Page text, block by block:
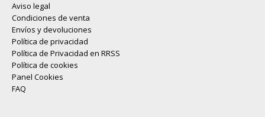
Aviso legal
Condiciones de venta
Envíos y devoluciones
Política de privacidad
Política de Privacidad en RRSS
Política de cookies
Panel Cookies
FAQ